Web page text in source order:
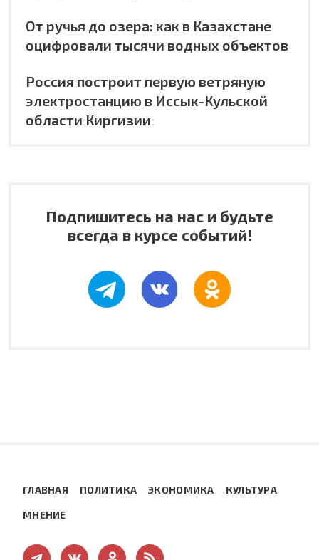
От ручья до озера: как в Казахстане
оцифровали тысячи водных объектов
Россия построит первую ветряную
электростанцию в Иссык-Кульской
области Киргизии
Подпишитесь на нас и будьте
всегда в курсе событий!
ГЛАВНАЯ ПОЛИТИКА ЭКОНОМИКА КУЛЬТУРА
МНЕНИЕ